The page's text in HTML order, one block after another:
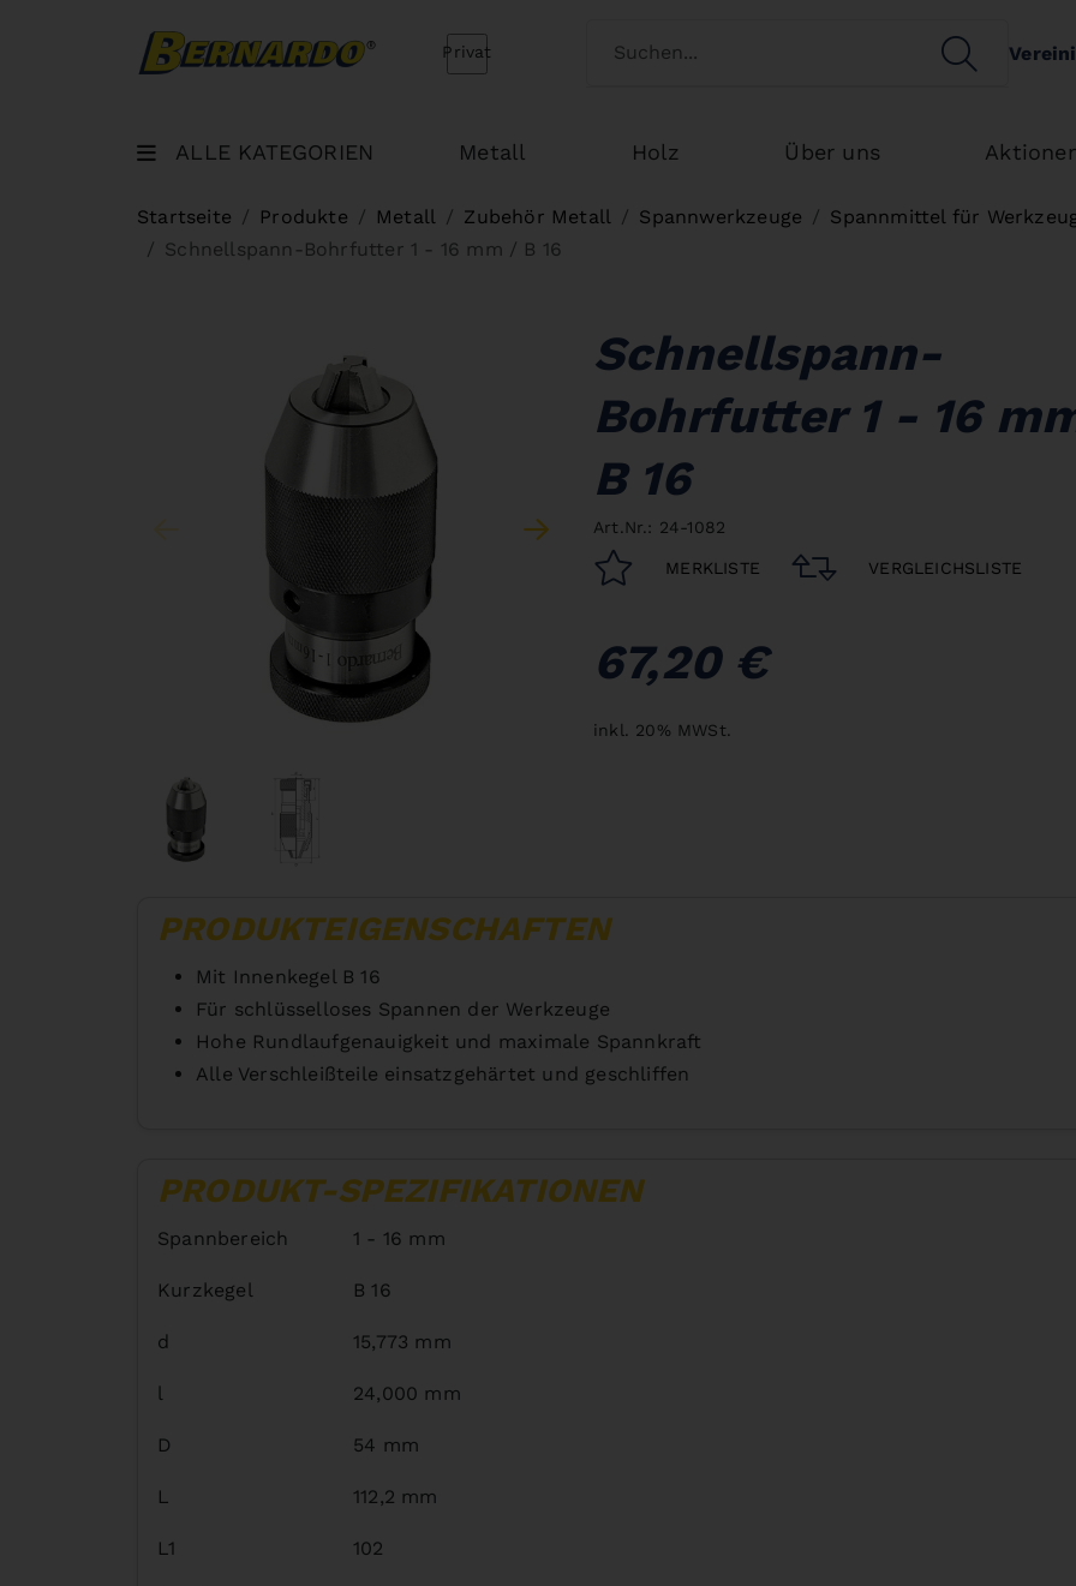
Bernardo Home Kundenart wechseln
Privat SEARCH
ALLE KATEGORIEN Metall Holz Über uns
Startseite Produkte Metall Zubehör Metall Spannwerkzeuge
Spannmittel für
Schnellspann-Bohrfutter 1 - 16 mm / B 16
Schnellspann-
Bohrfutter 1 - 16
B 16
Art.Nr.: 24-1082
MERKLISTE VERGLEICHSLISTE
67,20 €
inkl. 20% MWSt.
PRODUKTEIGENSCHAFTEN
Mit Innenkegel B 16
Für schlüsselloses Spannen der Werkzeuge
Hohe Rundlaufgenauigkeit und maximale Spannkraft
Alle Verschleißteile einsatzgehärtet und geschliffen
PRODUKT-SPEZIFIKATIONEN
Spannbereich 1 - 16 mm
Kurzkegel B 16
d 15,773 mm
l 24,000 mm
D 54 mm
L 112,2 mm
L1 102